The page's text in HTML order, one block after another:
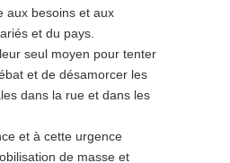
aux besoins et aux
et du pays.
seul moyen pour tenter
et de désamorcer les
dans la rue et dans les
et à cette urgence
de masse et